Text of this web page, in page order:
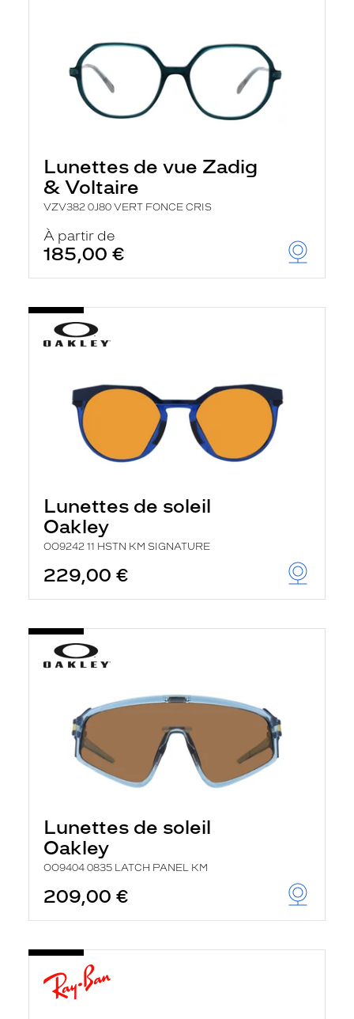
Lunettes de vue Zadig
& Voltaire
VZV382 0J80 VERT FONCE CRIS
À partir de
185,00 €
Lunettes de soleil
Oakley
OO9242 11 HSTN KM SIGNATURE
229,00 €
Lunettes de soleil
Oakley
OO9404 0835 LATCH PANEL KM
209,00 €